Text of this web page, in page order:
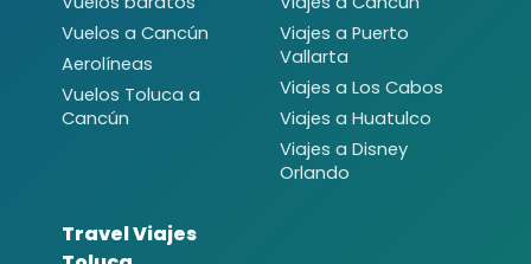
Vuelos a Cancún
Aerolíneas
Vuelos Toluca a
Cancún
Viajes a Puerto
Vallarta
Viajes a Los Cabos
Viajes a Huatulco
Viajes a Disney
Orlando
Travel Viajes